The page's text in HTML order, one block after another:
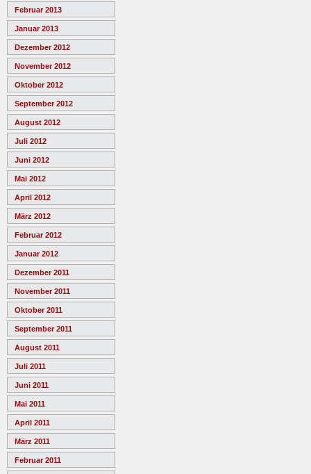
Februar 2013
Januar 2013
Dezember 2012
November 2012
Oktober 2012
September 2012
August 2012
Juli 2012
Juni 2012
Mai 2012
April 2012
März 2012
Februar 2012
Januar 2012
Dezember 2011
November 2011
Oktober 2011
September 2011
August 2011
Juli 2011
Juni 2011
Mai 2011
April 2011
März 2011
Februar 2011